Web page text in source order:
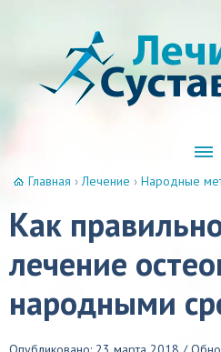
Главная ›Лечение › Народные
Как
лечение
народными